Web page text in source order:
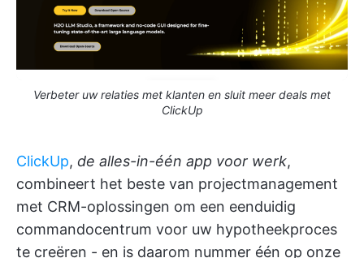
Verbeter uw relaties met klanten en sluit meer deals met
ClickUp
ClickUp, de alles-in-één app voor werk,
combineert het beste van projectmanagement
met CRM-oplossingen om een eenduidig
commandocentrum voor uw hypotheekproces
te creëren - en is daarom nummer één op onze